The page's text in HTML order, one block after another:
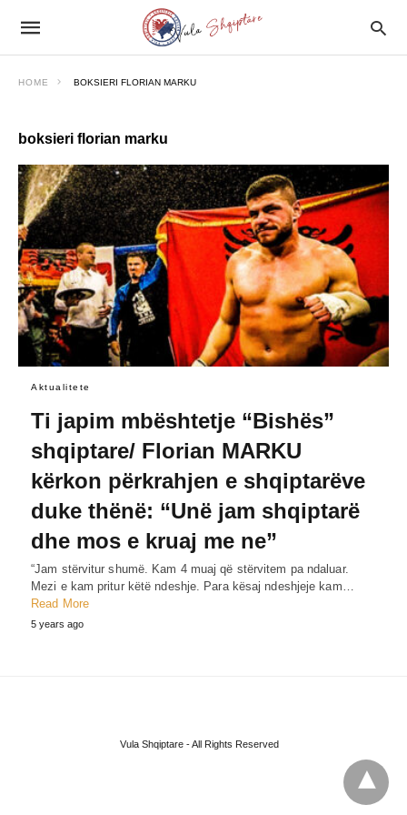
HOME BOKSIERI FLORIAN MARKU
boksieri florian marku
Aktualitete
Ti japim mbështetje “Bishës”
shqiptare/ Florian MARKU
kërkon përkrahjen e shqiptarëve
duke thënë: “Unë jam shqiptarë
dhe mos e kruaj me ne”
“Jam stërvitur shumë. Kam 4 muaj që stërvitem pa ndaluar.
Mezi e kam pritur këtë ndeshje. Para kësaj ndeshjeje kam…
Read More
5 years ago
Vula Shqiptare - All Rights Reserved